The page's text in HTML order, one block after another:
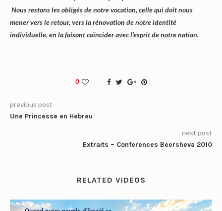
Nous restons les obligés de notre vocation, celle qui doit nous
mener vers le retour, vers la rénovation de notre identité
individuelle, en la faisant coïncider avec l’esprit de notre nation.
0
previous post
Une Princesse en Hebreu
next post
Extraits – Conferences Beersheva 2010
RELATED VIDEOS